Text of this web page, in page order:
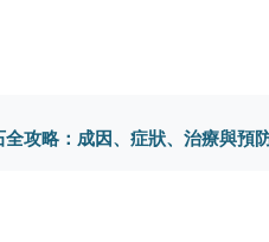
全攻略：成因、症狀、治療與預